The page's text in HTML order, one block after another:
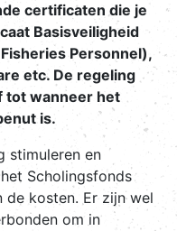
certificaten die je
Basisveiligheid
Personnel),
etc. De regeling
tot wanneer het
is.
stimuleren en
Scholingsfonds
kosten. Er zijn wel
om in